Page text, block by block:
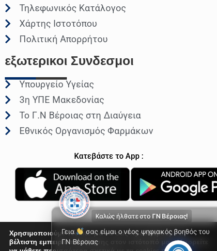
Τηλεφωνικός Κατάλογος
Χάρτης Ιστοτόπου
Πολιτική Απορρήτου
εξωτερικοι Συνδεσμοι
Υπουργείο Υγείας
3η ΥΠΕ Μακεδονίας
Το Γ.Ν Βέροιας στη Διαύγεια
Εθνικός Οργανισμός Φαρμάκων
Κατεβάστε το App :
Καλώς ήλθατε στο ΓΝ Βέροιας!
Γεια
σας είμαι ο νέος ψηφιακός βοηθός του
ΓΝ Βέροιας
Χρησιμοποιούμε cookies για να σας προσφέρουμε τη
βέλτιστη εμπειρία πλοήγησης στον ιστότοπό μας. Μπορείτε